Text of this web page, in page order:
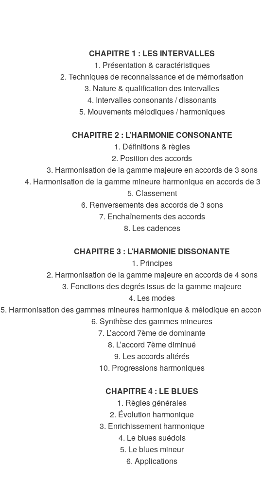
CHAPITRE 1 : LES INTERVALLES
1. Présentation & caractéristiques
2. Techniques de reconnaissance et de mémorisation
3. Nature & qualification des intervalles
4. Intervalles consonants / dissonants
5. Mouvements mélodiques / harmoniques
CHAPITRE 2 : L’HARMONIE CONSONANTE
1. Définitions & règles
2. Position des accords
3. Harmonisation de la gamme majeure en accords de 3 sons
4. Harmonisation de la gamme mineure harmonique en accords de
5. Classement
6. Renversements des accords de 3 sons
7. Enchaînements des accords
8. Les cadences
CHAPITRE 3 : L’HARMONIE DISSONANTE
1. Principes
2. Harmonisation de la gamme majeure en accords de 4 sons
3. Fonctions des degrés issus de la gamme majeure
4. Les modes
5. Harmonisation des gammes mineures harmonique & mélodique en
6. Synthèse des gammes mineures
7. L’accord 7ème de dominante
8. L’accord 7ème diminué
9. Les accords altérés
10. Progressions harmoniques
CHAPITRE 4 : LE BLUES
1. Règles générales
2. Évolution harmonique
3. Enrichissement harmonique
4. Le blues suédois
5. Le blues mineur
6. Applications